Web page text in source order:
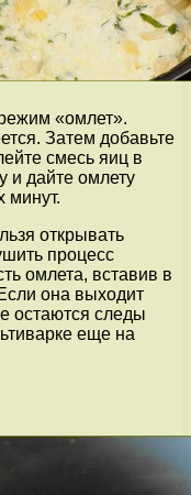
«омлет».
Затем добавьте
смесь яиц в
и дайте омлету
минут.
открывать
процесс
омлета, вставив в
она выходит
остаются следы
еще на